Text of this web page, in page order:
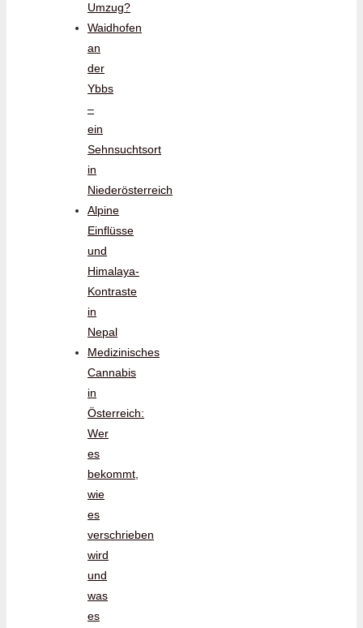
Umzug?
Waidhofen
an
der
Ybbs
–
ein
Sehnsuchtsort
in
Niederösterreich
Alpine
Einflüsse
und
Himalaya-
Kontraste
in
Nepal
Medizinisches
Cannabis
in
Österreich:
Wer
es
bekommt,
wie
es
verschrieben
wird
und
was
es